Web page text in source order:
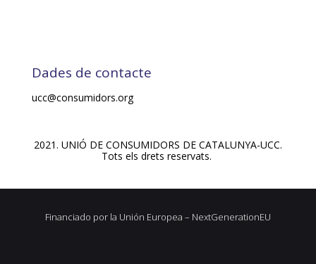
Dades de contacte
ucc@consumidors.org
2021. UNIÓ DE CONSUMIDORS DE CATALUNYA-UCC.
Tots els drets reservats.
Financiado por la Unión Europea – NextGenerationEU